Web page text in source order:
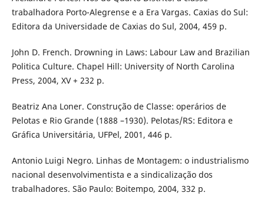
trabalhadora Porto-Alegrense e a Era Vargas. Caxias do Sul:
Editora da Universidade de Caxias do Sul, 2004, 459 p.
John D. French. Drowning in Laws: Labour Law and Brazilian
Politica Culture. Chapel Hill: University of North Carolina
Press, 2004, XV + 232 p.
Beatriz Ana Loner. Construção de Classe: operários de
Pelotas e Rio Grande (1888 –1930). Pelotas/RS: Editora e
Gráfica Universitária, UFPel, 2001, 446 p.
Antonio Luigi Negro. Linhas de Montagem: o industrialismo
nacional desenvolvimentista e a sindicalização dos
trabalhadores. São Paulo: Boitempo, 2004, 332 p.